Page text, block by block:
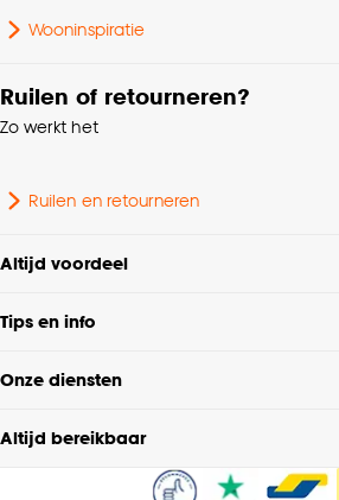
Wooninspiratie
Ruilen of retourneren?
Zo werkt het
Ruilen en retourneren
Altijd voordeel
Tips en info
Onze diensten
Altijd bereikbaar